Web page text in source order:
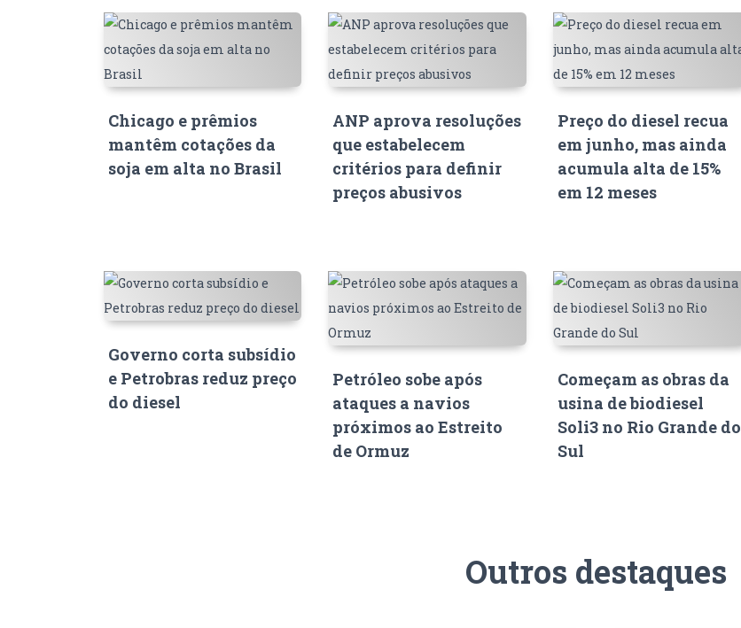
Chicago e prêmios
mantêm cotações da
soja em alta no Brasil
ANP aprova resoluções
que estabelecem
critérios para definir
preços abusivos
Preço do diesel recua
em junho, mas ainda
acumula alta de 15%
em 12 meses
Governo corta subsídio
e Petrobras reduz preço
do diesel
Petróleo sobe após
ataques a navios
próximos ao Estreito
de Ormuz
Começam as obras da
usina de biodiesel
Soli3 no Rio Grande do
Sul
Outros destaques